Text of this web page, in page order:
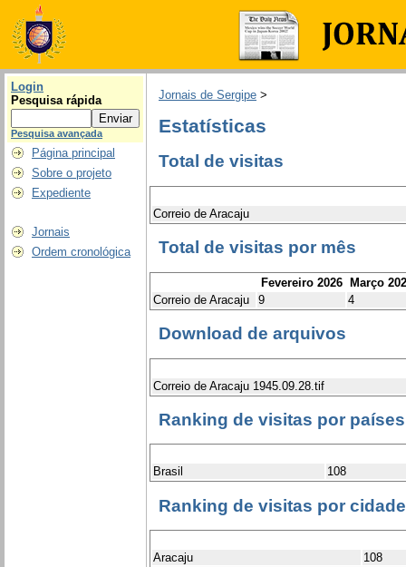
Login
Pesquisa rápida
Pesquisa avançada
Página principal
Sobre o projeto
Expediente
Jornais
Ordem cronológica
Jornais de Sergipe >
Estatísticas
Total de visitas
Correio de Aracaju
Total de visitas por mês
Fevereiro 2026 Março
Correio de Aracaju
9 4
Download de arquivos
Correio de Aracaju 1945.09.28.tif
Ranking de visitas por países
Brasil 108
Ranking de visitas por
Aracaju 108